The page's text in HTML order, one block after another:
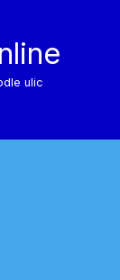
ulic